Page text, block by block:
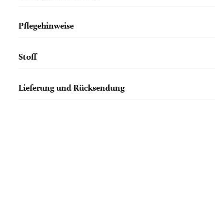
Pflegehinweise
Stoff
Lieferung und Rücksendung